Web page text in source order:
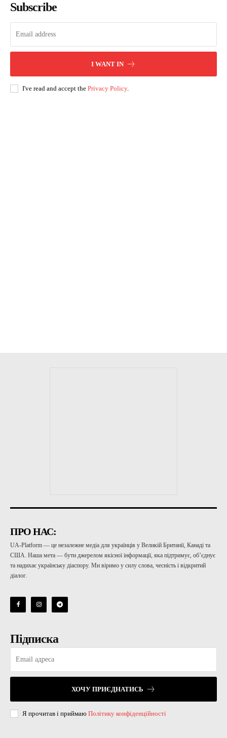
Subscribe
I WANT IN
I've read and accept the Privacy Policy.
ПРО НАС:
UA-Platform — це незалежне медіа для українців у Великій Британії, Канаді та
США. Наша мета — бути джерелом якісної інформації, яка підтримує, об’єднує
та надихає українську діаспору. Ми віримо у силу слова, чесність і відкритий
діалог.
Підписка
ХОЧУ ПРИЄДНАТИСЬ
Я прочитав і приймаю Політику конфіденційності